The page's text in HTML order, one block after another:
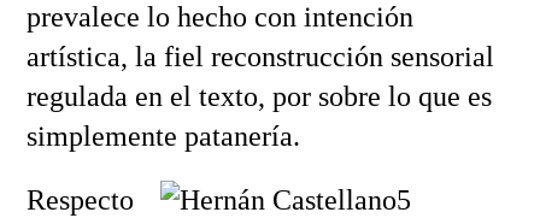
prevalece lo hecho con intención
artística, la fiel reconstrucción sensorial
regulada en el texto, por sobre lo que es
simplemente patanería.
Respecto